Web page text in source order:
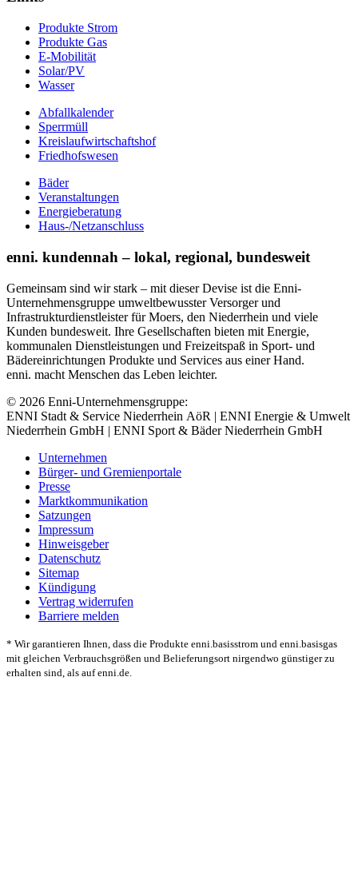
Produkte Strom
Produkte Gas
E-Mobilität
Solar/PV
Wasser
Abfallkalender
Sperrmüll
Kreislaufwirtschaftshof
Friedhofswesen
Bäder
Veranstaltungen
Energieberatung
Haus-/Netzanschluss
enni. kundennah – lokal, regional, bundesweit
Gemeinsam sind wir stark – mit dieser Devise ist die Enni-
Unternehmensgruppe umweltbewusster Versorger und
Infrastrukturdienstleister für Moers, den Niederrhein und viele
Kunden bundesweit. Ihre Gesellschaften bieten mit Energie,
kommunalen Dienstleistungen und Freizeitspaß in Sport- und
Bädereinrichtungen Produkte und Services aus einer Hand.
enni. macht Menschen das Leben leichter.
© 2026 Enni-Unternehmensgruppe:
ENNI Stadt & Service Niederrhein AöR | ENNI Energie & Umwelt
Niederrhein GmbH | ENNI Sport & Bäder Niederrhein GmbH
Unternehmen
Bürger- und Gremienportale
Presse
Marktkommunikation
Satzungen
Impressum
Hinweisgeber
Datenschutz
Sitemap
Kündigung
Vertrag widerrufen
Barriere melden
* Wir garantieren Ihnen, dass die Produkte enni.basisstrom und enni.basisgas
mit gleichen Verbrauchsgrößen und Belieferungsort nirgendwo günstiger zu
erhalten sind, als auf enni.de.